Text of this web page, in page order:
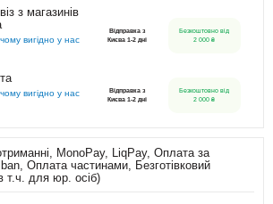
з магазинів
вигідно у нас
Відправка з
Києва 1-2 дні
Безкоштовно від
2 000 ₴
вигідно у нас
Відправка з
Києва 1-2 дні
Безкоштовно від
2 000 ₴
MonoPay, LiqPay, Оплата за
Оплата частинами, Безготівковий
т.ч. для юр. осіб)